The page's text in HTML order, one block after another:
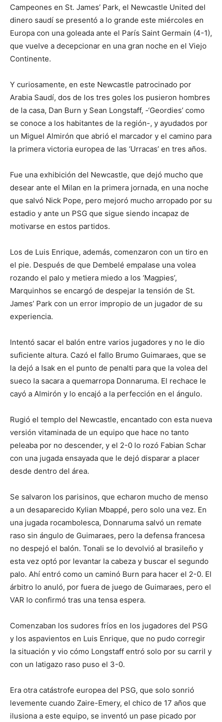
Campeones en St. James’ Park, el Newcastle United del
dinero saudí se presentó a lo grande este miércoles en
Europa con una goleada ante el París Saint Germain (4-1),
que vuelve a decepcionar en una gran noche en el Viejo
Continente.
Y curiosamente, en este Newcastle patrocinado por
Arabia Saudí, dos de los tres goles los pusieron hombres
de la casa, Dan Burn y Sean Longstaff, -‘Geordies’ como
se conoce a los habitantes de la región-, y ayudados por
un Miguel Almirón que abrió el marcador y el camino para
la primera victoria europea de las ‘Urracas’ en tres años.
Fue una exhibición del Newcastle, que dejó mucho que
desear ante el Milan en la primera jornada, en una noche
que salvó Nick Pope, pero mejoró mucho arropado por su
estadio y ante un PSG que sigue siendo incapaz de
motivarse en estos partidos.
Los de Luis Enrique, además, comenzaron con un tiro en
el pie. Después de que Dembelé empalase una volea
rozando el palo y metiera miedo a los ‘Magpies’,
Marquinhos se encargó de despejar la tensión de St.
James’ Park con un error impropio de un jugador de su
experiencia.
Intentó sacar el balón entre varios jugadores y no le dio
suficiente altura. Cazó el fallo Brumo Guimaraes, que se
la dejó a Isak en el punto de penalti para que la volea del
sueco la sacara a quemarropa Donnaruma. El rechace le
cayó a Almirón y lo encajó a la perfección en el ángulo.
Rugió el templo del Newcastle, encantado con esta nueva
versión vitaminada de un equipo que hace no tanto
peleaba por no descender, y el 2-0 lo rozó Fabian Schar
con una jugada ensayada que le dejó disparar a placer
desde dentro del área.
Se salvaron los parisinos, que echaron mucho de menso
a un desaparecido Kylian Mbappé, pero solo una vez. En
una jugada rocambolesca, Donnaruma salvó un remate
raso sin ángulo de Guimaraes, pero la defensa francesa
no despejó el balón. Tonali se lo devolvió al brasileño y
esta vez optó por levantar la cabeza y buscar el segundo
palo. Ahí entró como un caminó Burn para hacer el 2-0. El
árbitro lo anuló, por fuera de juego de Guimaraes, pero el
VAR lo confirmó tras una tensa espera.
Comenzaban los sudores fríos en los jugadores del PSG
y los aspavientos en Luis Enrique, que no pudo corregir
la situación y vio cómo Longstaff entró solo por su carril y
con un latigazo raso puso el 3-0.
Era otra catástrofe europea del PSG, que solo sonrió
levemente cuando Zaire-Emery, el chico de 17 años que
ilusiona a este equipo, se inventó un pase picado por